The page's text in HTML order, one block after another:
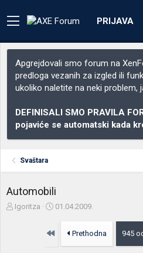
PRIJAVA
Apgrejdovali smo forum na
predloga vezanih za izgled ili
ukoliko naletite na neki problem,
DEFINISALI SMO PRAVILA
pojaviće se automatski kada
Svaštara
Automobili
Z
Igoritza
D
u
01.04.2009.
Prvo Prethodna 945